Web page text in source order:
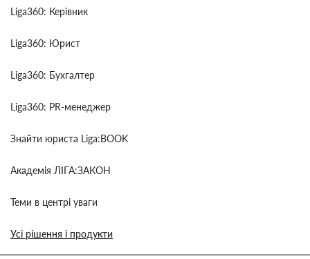
Liga360: Керівник
Liga360: Юрист
Liga360: Бухгалтер
Liga360: PR-менеджер
Знайти юриста Liga:BOOK
Академія ЛІГА:ЗАКОН
Теми в центрі уваги
Усі рішення і продукти